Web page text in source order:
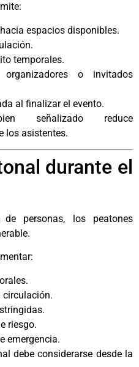
espacios disponibles.
temporales.
o invitados
al finalizar el evento.
señalizado reduce
los asistentes.
durante el
de personas, los peatones
circulación.
riesgo.
emergencia.
debe considerarse desde la